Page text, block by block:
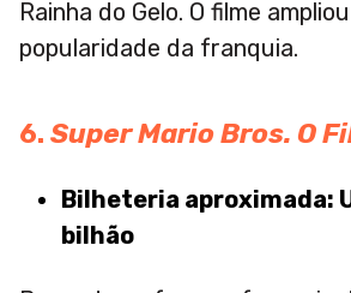
Rainha do Gelo. O filme
popularidade da franquia.
6. Super Mario Bros. O
Bilheteria aproximada:
bilhão